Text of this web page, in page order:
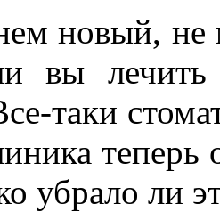
новый,
вы лечить
таки
теперь
убрало ли